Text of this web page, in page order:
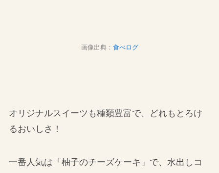
画像出典： 食べログ
オリジナルスイーツも種類豊富で、どれもとろけ
るおいしさ！
一番人気は「柚子のチーズケーキ」で、水出しコ